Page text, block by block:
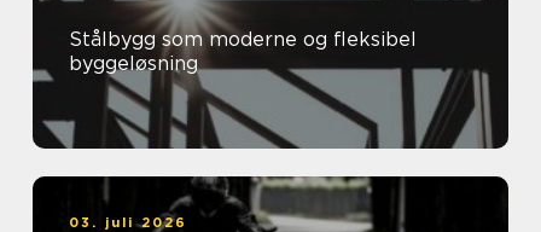
Stålbygg som moderne og fleksibel
byggeløsning
03. juli 2026